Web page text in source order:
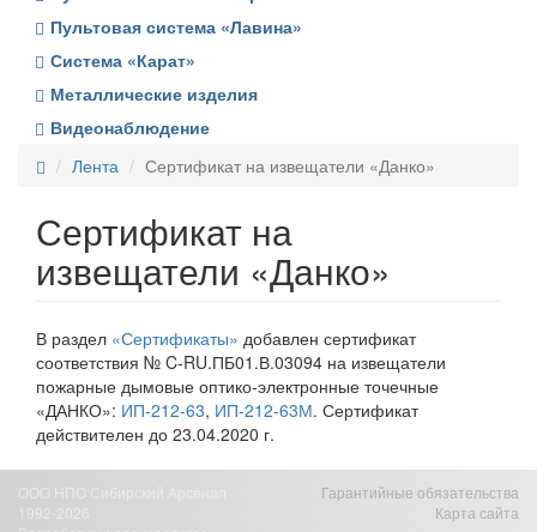
Пультовая система «Лавина»
Система «Карат»
Металлические изделия
Видеонаблюдение
Лента
Сертификат на извещатели «Данко»
Сертификат на
извещатели «Данко»
В раздел «Сертификаты» добавлен сертификат
соответствия № C-RU.ПБ01.В.03094 на извещатели
пожарные дымовые оптико-электронные точечные
«ДАНКО»: ИП-212-63, ИП-212-63М. Сертификат
действителен до 23.04.2020 г.
1992-2026
Гарантийные обязательства
Карта сайта